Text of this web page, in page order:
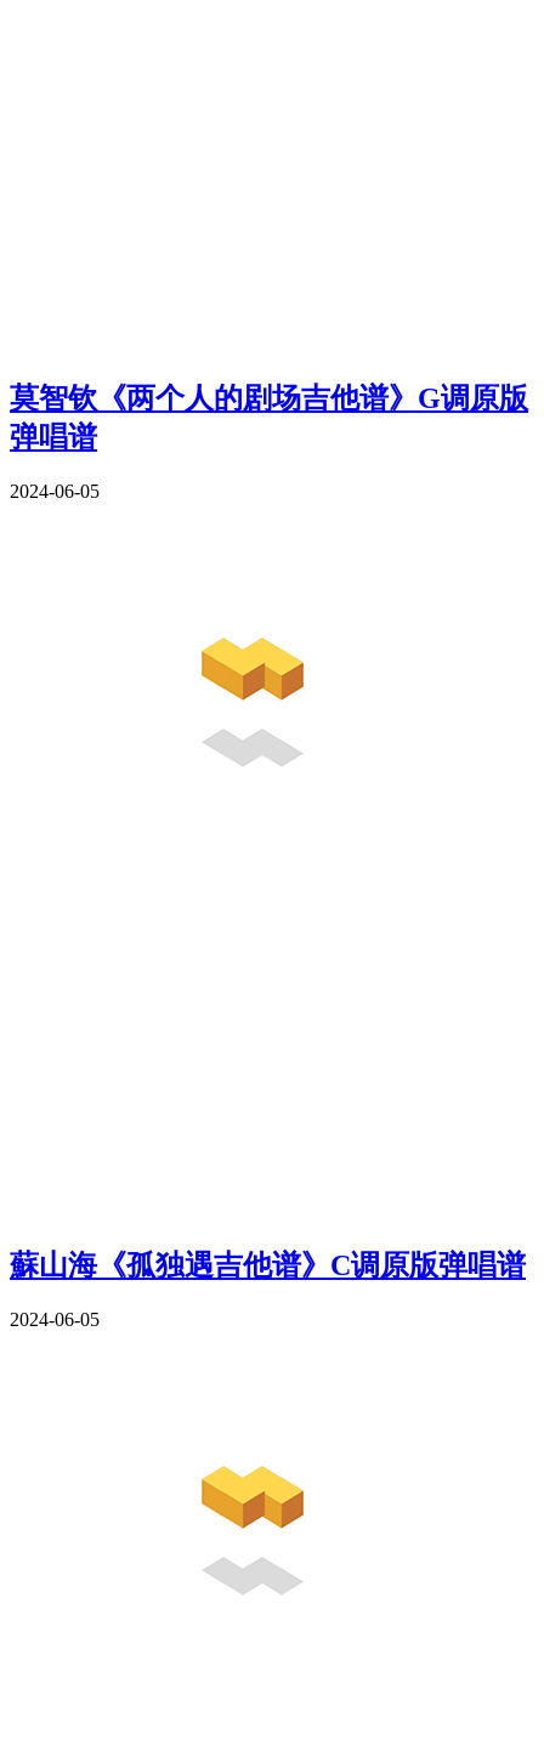
莫智钦《两个人的剧场吉他谱》G调原版
弹唱谱
2024-06-05
蘇山海《孤独遇吉他谱》C调原版弹唱谱
2024-06-05